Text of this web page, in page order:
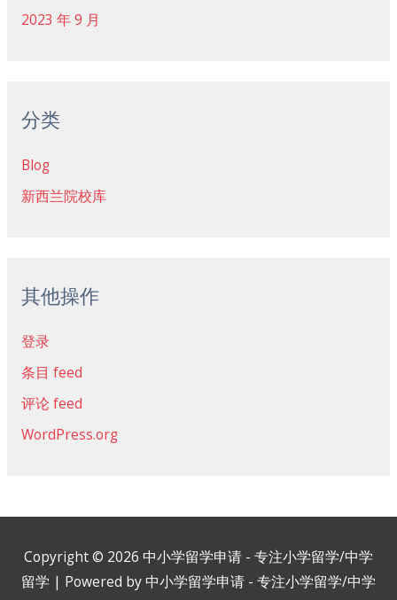
2023 年 9 月
分类
Blog
新西兰院校库
其他操作
登录
条目 feed
评论 feed
WordPress.org
Copyright © 2026 中小学留学申请 - 专注小学留学/中学
留学 | Powered by 中小学留学申请 - 专注小学留学/中学